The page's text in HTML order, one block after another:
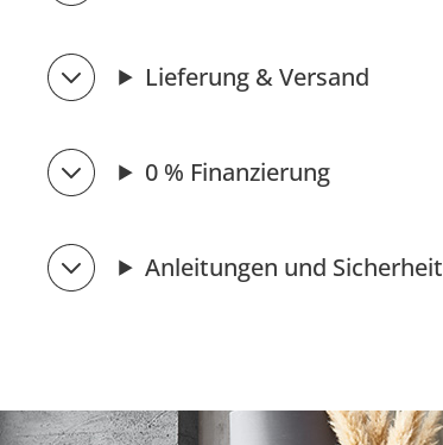
Lieferung & Versand
0 % Finanzierung
Anleitungen und Sicherheit